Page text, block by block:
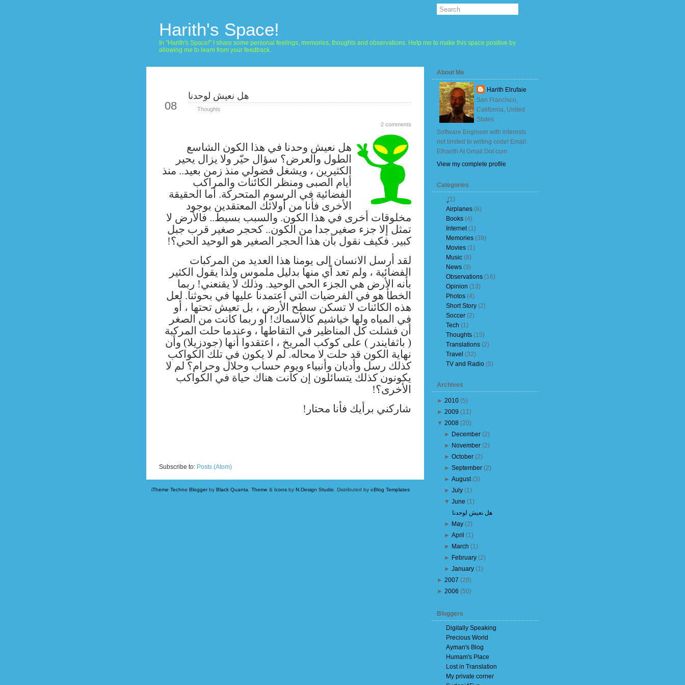
Harith's Space!
In "Harith's Space!" I share some personal feelings, memories, thoughts and observations. Help me to make this space positive by
allowing me to learn from your feedback.
08
هل نعيش لوحدنا
Thoughts
2 comments
هل نعيش وحدنا في هذا الكون الشاسع
الطول والعرض؟ سؤال حيّر ولا يزال يحير
الكثيرين ، ويشغل فضولي منذ زمن بعيد.. منذ
أيام الصبى ومنظر الكائنات والمراكب
الفضائية في الرسوم المتحركة. أما الحقيقة
الأخرى فأنا من أولائك المعتقدين بوجود
مخلوقات أخرى في هذا الكون. والسبب بسيط.. فالأرض لا
تمثل إلا جزء صغير جدا من الكون.. كحجر صغير قرب جبل
كبير. فكيف نقول بأن هذا الحجر الصغير هو الوحيد الحي؟!
لقد أرسل الانسان إلى يومنا هذا العديد من المركبات
الفضائية ، ولم تعد أي منها بدليل ملموس ولذا يقول الكثير
بأنه الأرض هي الجزء الحي الوحيد. وذلك لا يقنعني! ربما
الخطأ هو في الفرضيات التي اعتمدنا عليها في بحوثنا. لعل
هذه الكائنات لا تسكن سطح الأرض ، بل تعيش تحتها ، أو
في المياه ولها خياشيم كالأسماك! أو ربما كانت من الصغر
أن فشلت كل المناظير في التقاطها ، وعندما حلت المركبة
( باثفايندر ) على كوكب المريخ ،
اعتقدوا أنها (جودزيلا) وأن
نهاية الكون قد حلت لا محاله. لم لا يكون في تلك الكواكب
كذلك رسل وأديان وأنبياء ويوم حساب وحلال وحرام؟ لم لا
يكونون كذلك يتسائلون إن كانت هناك حياة في الكواكب
الأخرى؟!
شاركني برأيك فأنا محتار!
Subscribe to: Posts (Atom)
iTheme Techno Bloggerby Black Quanta Theme & Icons by N.Design Studio . Distributed by eBlog Templates
About Me
Harith Elrufaie
San Francisco,
California, United
States
Software Engineer with interests
not limited to writing code! Email:
Elharith At Gmail Dot com
View my complete profile
Categories
(1)
Airplanes (6)
Books (4)
Internet(1)
Memories (39)
Movies (1)
Music (8)
News (3)
Observations (16)
Opinion (13)
Photos (4)
Short Story (2)
Soccer (2)
Tech (1)
Thoughts (15)
Translations (2)
Travel (32)
TV and Radio (5)
Archives
► 2010 (5)
► 2009 (11)
▼ 2008 (20)
► December (2)
► November (2)
►October (2)
►September (2)
►August(3)
►July (1)
▼June (1)
هل نعيش لوحدنا
► May (2)
►April (1)
► March (1)
► February (2)
►January (1)
► 2007 (28)
► 2006 (50)
Bloggers
Digitally Speaking
Precious World
Ayman's Blog
Humam's Place
Lost in Translation
My private corner